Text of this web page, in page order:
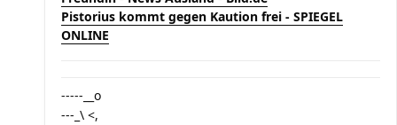
Pistorius kommt gegen Kaution frei - SPIEGEL
ONLINE
-----__o
---_\ <,